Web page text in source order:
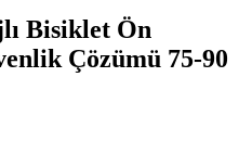
Bisiklet Ön
Çözümü 75-90